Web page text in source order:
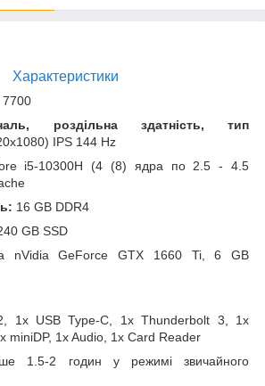
Характеристики
7700
роздільна здатність, тип
IPS 144 Hz
i5-10300H (4 (8) ядра по 2.5 - 4.5
16 GB DDR4
GB SSD
nVidia GeForce GTX 1660 Ti, 6 GB
1x USB Type-C, 1x Thunderbolt 3, 1x
miniDP, 1x Audio, 1x Card Reader
1.5-2 годин у режимі звичайного